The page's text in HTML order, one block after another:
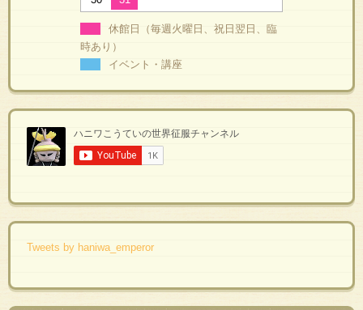
休館日（毎週火曜日、祝日翌日、臨
時あり）
イベント・講座
Tweets by haniwa_emperor